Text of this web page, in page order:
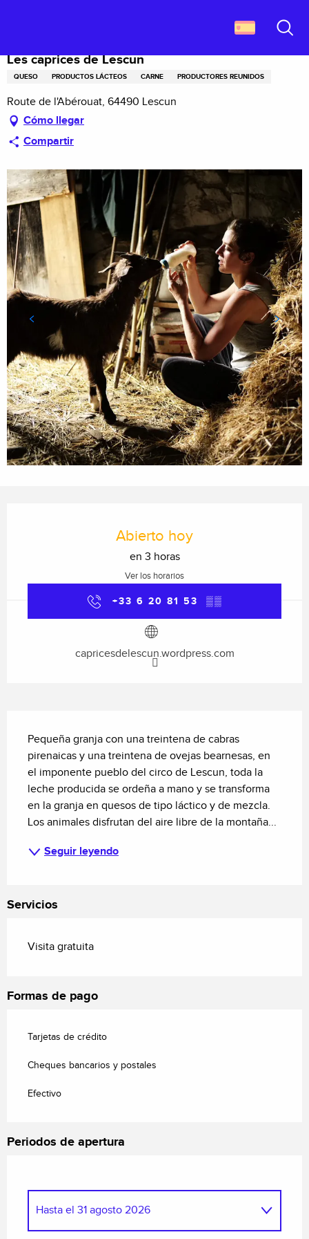
principal
Les caprices de Lescun
QUESO PRODUCTOS LÁCTEOS CARNE PRODUCTORES REUNIDOS
Route de l'Abérouat, 64490 Lescun
Cómo llegar
Compartir
Abierto hoy
en 3 horas
Ver los horarios
+33 6 20 81 53 ▒▒
capricesdelescun.wordpress.com
Pequeña granja con una treintena de cabras
pirenaicas y una treintena de ovejas bearnesas, en
el imponente pueblo del circo de Lescun, toda la
leche producida se ordeña a mano y se transforma
en la granja en quesos de tipo láctico y de mezcla.
Los animales disfrutan del aire libre de la montaña...
Seguir leyendo
Servicios
Visita gratuita
Formas de pago
Tarjetas de crédito
Cheques bancarios y postales
Efectivo
Periodos de apertura
Hasta el 31 agosto 2026